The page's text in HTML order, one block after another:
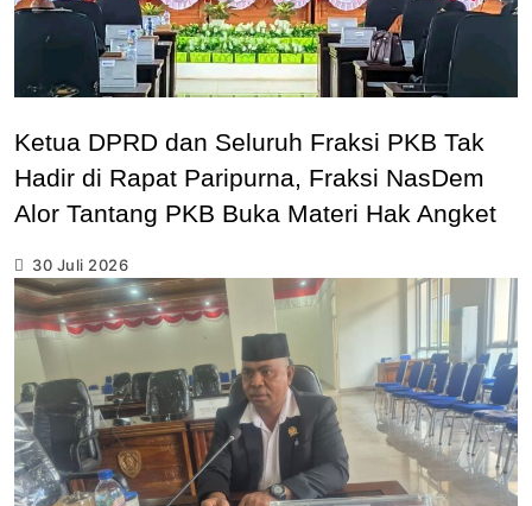
Ketua DPRD dan Seluruh Fraksi PKB Tak
Hadir di Rapat Paripurna, Fraksi NasDem
Alor Tantang PKB Buka Materi Hak Angket
30 Juli 2026